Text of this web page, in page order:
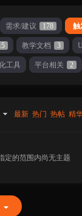
需求/建议 178 触
教学文档 3
工具 平台相关 2
最新 热门 热帖 精
定的范围内尚无主题